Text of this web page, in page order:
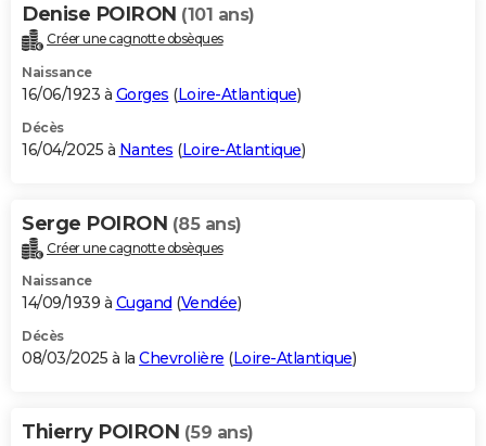
Denise POIRON (101 ans)
Créer une cagnotte obsèques
Naissance
16/06/1923 à Gorges (Loire-Atlantique)
Décès
16/04/2025 à Nantes (Loire-Atlantique)
Serge POIRON (85 ans)
Créer une cagnotte obsèques
Naissance
14/09/1939 à Cugand (Vendée)
Décès
08/03/2025 à la Chevrolière (Loire-Atlantique)
Thierry POIRON (59 ans)